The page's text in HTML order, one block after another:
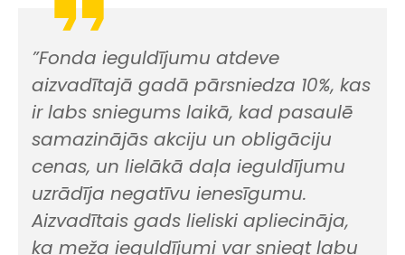
”Fonda ieguldījumu atdeve
aizvadītajā gadā pārsniedza 10%, kas
ir labs sniegums laikā, kad pasaulē
samazinājās akciju un obligāciju
cenas, un lielākā daļa ieguldījumu
uzrādīja negatīvu ienesīgumu.
Aizvadītais gads lieliski apliecināja,
ka meža ieguldījumi var sniegt labu